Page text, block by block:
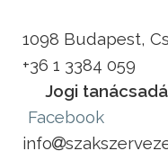
1098 Budapest,
+36 1 3384 059
Jogi
Facebook
info